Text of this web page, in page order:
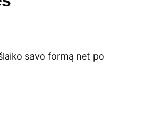
savo formą net po